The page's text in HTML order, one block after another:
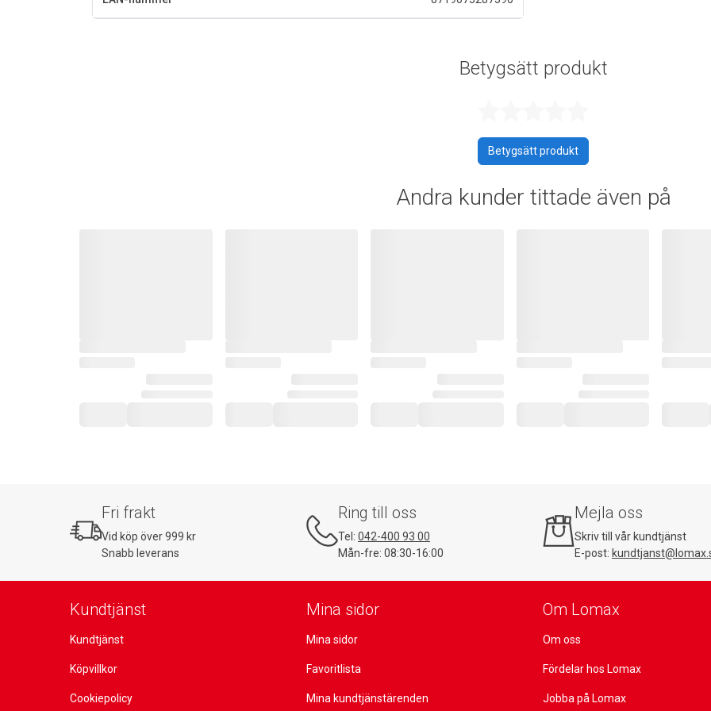
Betygsätt produkt
Betygsätt produkt
Andra kunder tittade även på
Fri frakt
Vid köp över 999 kr
Snabb leverans
Ring till oss
Tel: 042-400 93 00
Mån-fre: 08:30-16:00
Mejla oss
Skriv till vår kundtjänst
E-post:
Kundtjänst
Kundtjänst
Köpvillkor
Cookiepolicy
Mina sidor
Mina sidor
Favoritlista
Mina kundtjänstärenden
Om Lomax
Om oss
Fördelar hos Lomax
Jobba på Lomax